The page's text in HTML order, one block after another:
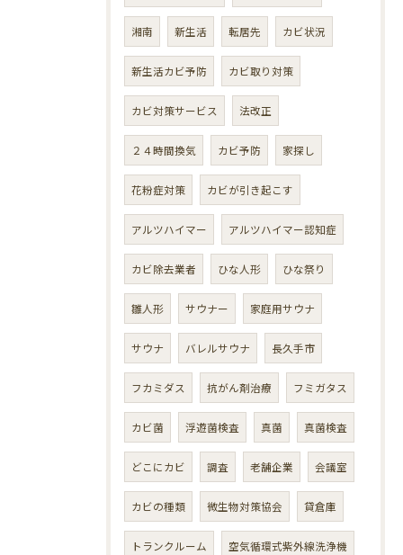
湘南 新生活 転居先 カビ状況
新生活カビ予防 カビ取り対策
カビ対策サービス 法改正
２４時間換気 カビ予防 家探し
花粉症対策 カビが引き起こす
アルツハイマー アルツハイマー認知症
カビ除去業者 ひな人形 ひな祭り
雛人形 サウナー 家庭用サウナ
サウナ バレルサウナ 長久手市
フカミダス 抗がん剤治療 フミガタス
カビ菌 浮遊菌検査 真菌 真菌検査
どこにカビ 調査 老舗企業 会議室
カビの種類 微生物対策協会 貸倉庫
トランクルーム 空気循環式紫外線洗浄機